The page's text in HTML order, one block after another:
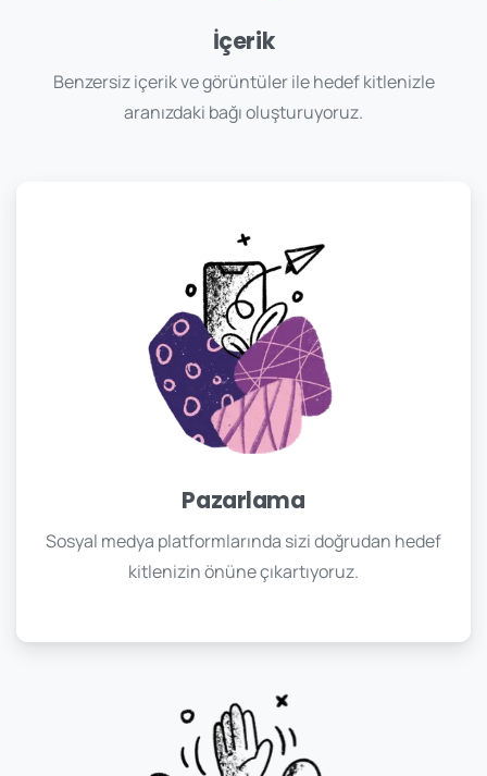
İçerik
Benzersiz içerik ve görüntüler ile hedef kitlenizle
aranızdaki bağı oluşturuyoruz.
Pazarlama
Sosyal medya platformlarında sizi doğrudan hedef
kitlenizin önüne çıkartıyoruz.